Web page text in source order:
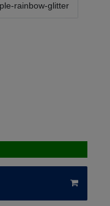
rainbow-glitter